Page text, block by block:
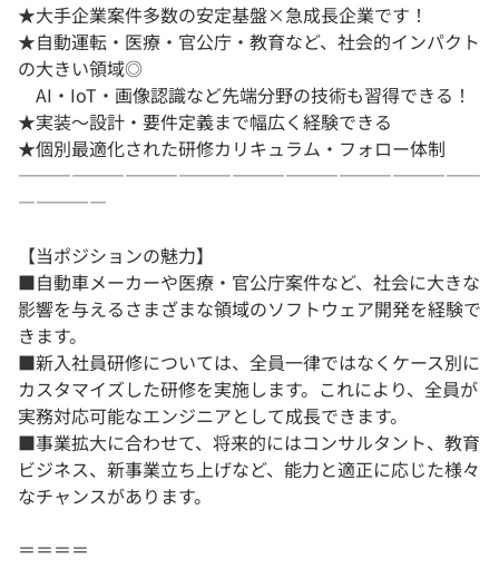
★大手企業案件多数の安定基盤×急成長企業です！
★自動運転・医療・官公庁・教育など、社会的インパクト
の大きい領域◎
AI・IoT・画像認識など先端分野の技術も習得できる！
★実装〜設計・要件定義まで幅広く経験できる
★個別最適化された研修カリキュラム・フォロー体制
――――――――――――――――――――――――――
―――――
【当ポジションの魅力】
■自動車メーカーや医療・官公庁案件など、社会に大きな
影響を与えるさまざまな領域のソフトウェア開発を経験で
きます。
■新入社員研修については、全員一律ではなくケース別に
カスタマイズした研修を実施します。これにより、全員が
実務対応可能なエンジニアとして成長できます。
■事業拡大に合わせて、将来的にはコンサルタント、教育
ビジネス、新事業立ち上げなど、能力と適正に応じた様々
なチャンスがあります。
＝＝＝＝